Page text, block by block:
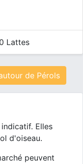
Lattes
de Pérols
Elles
d'oiseau.
peuvent